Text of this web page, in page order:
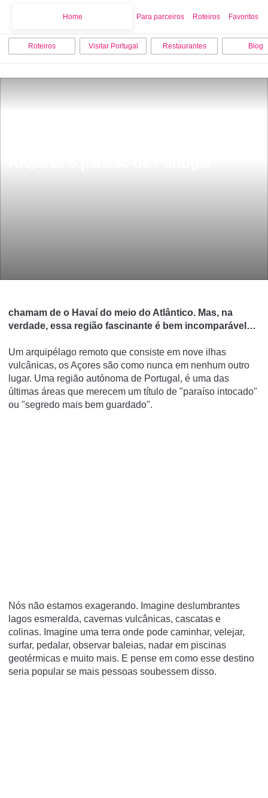
Home Para parceiros Roteiros Favoritos
Roteiros Visitar Portugal Restaurantes Blog
chamam de o Havaí do meio do Atlântico. Mas, na
verdade, essa região fascinante é bem incomparável…
Um arquipélago remoto que consiste em nove ilhas
vulcânicas, os Açores são como nunca em nenhum outro
lugar. Uma região autónoma de Portugal, é uma das
últimas áreas que merecem um título de "paraíso intocado"
ou "segredo mais bem guardado".
Nós não estamos exagerando. Imagine deslumbrantes
lagos esmeralda, cavernas vulcânicas, cascatas e
colinas. Imagine uma terra onde pode caminhar, velejar,
surfar, pedalar, observar baleias, nadar em piscinas
geotérmicas e muito mais. E pense em como esse destino
seria popular se mais pessoas soubessem disso.